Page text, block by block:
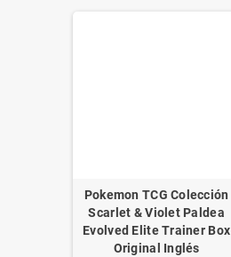
Pokemon TCG Colección
Scarlet & Violet Paldea
Evolved Elite Trainer Box
Original Inglés